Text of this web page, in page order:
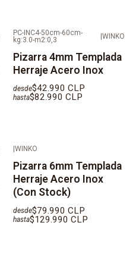
PC-INC4-50cm-60cm-
kg:3.0-m2:0,3
|WINKO
Pizarra 4mm Templada
Herraje Acero Inox
desde$42.990 CLP
hasta$82.990 CLP
WINKO
Pizarra 6mm Templada
Herraje Acero Inox
(Con Stock)
desde$79.990 CLP
hasta$129.990 CLP